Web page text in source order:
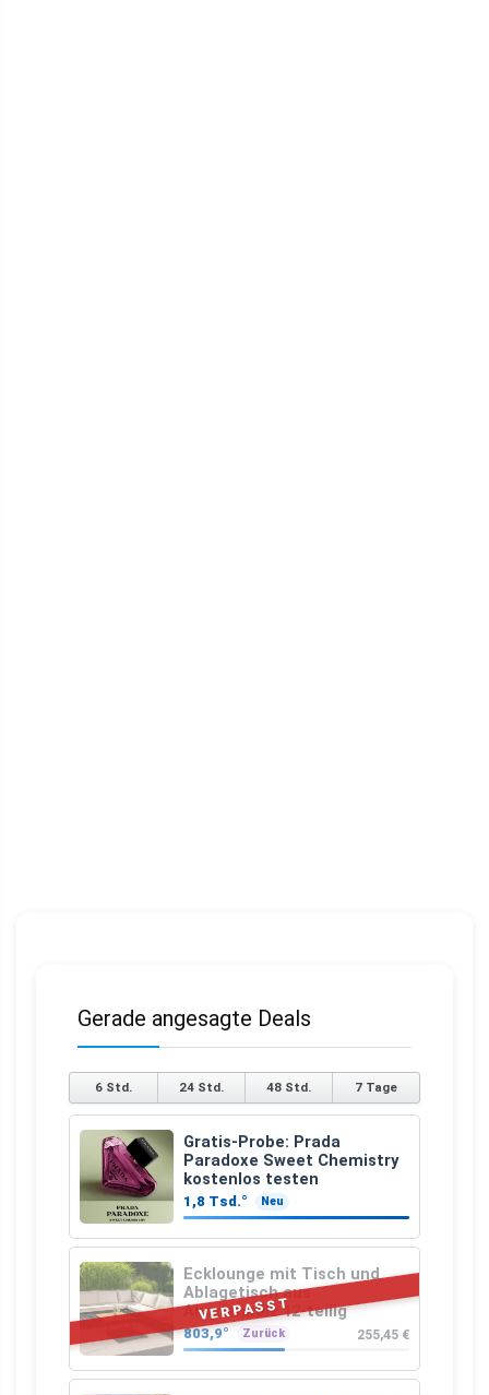
Gerade angesagte Deals
6 Std. 24 Std. 48 Std. 7 Tage
Gratis-Probe: Prada
Paradoxe Sweet Chemistry
kostenlos testen
1,8 Tsd.° Neu
VERPASST
Ecklounge mit Tisch und
Ablagetisch aus
Akazienholz 12-teilig
803,9° Zurück 255,45 €